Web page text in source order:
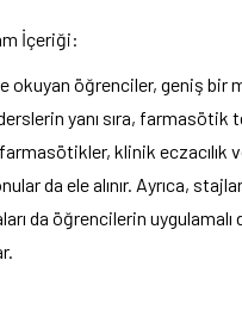
İçeriği:
okuyan öğrenciler, geniş bir
yanı sıra,
klinik eczacılık
da ele alınır. Ayrıca,
da öğrencilerin uygulamalı